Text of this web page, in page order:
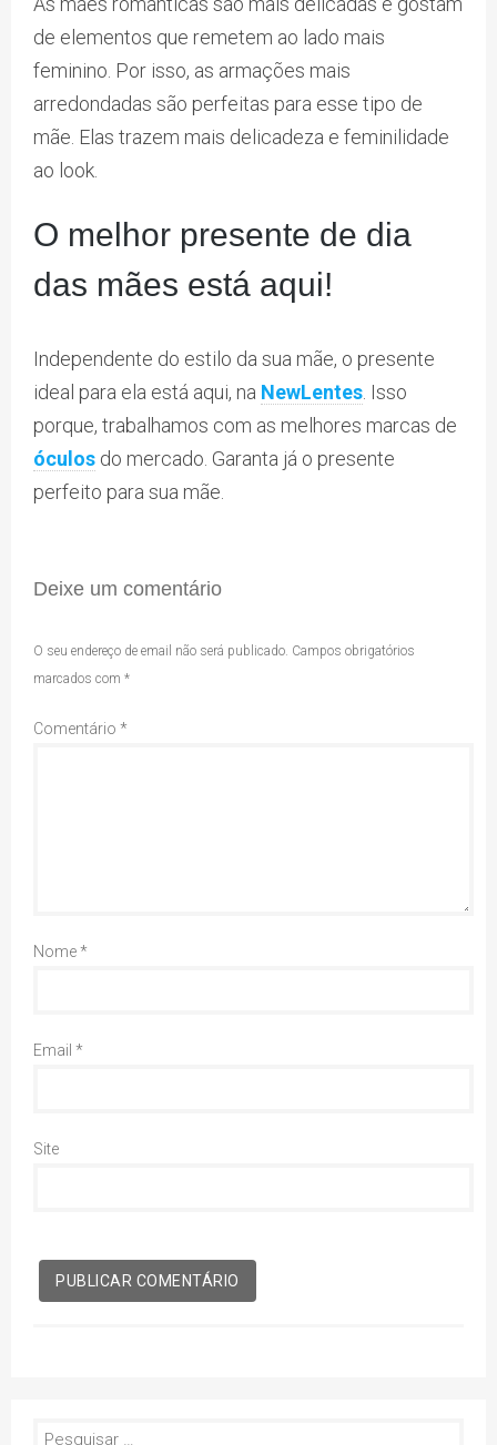
de elementos que remetem ao lado mais
feminino. Por isso, as armações mais
arredondadas são perfeitas para esse tipo de
mãe. Elas trazem mais delicadeza e feminilidade
ao look.
O melhor presente de dia
das mães está aqui!
Independente do estilo da sua mãe, o presente
ideal para ela está aqui, na NewLentes . Isso
porque, trabalhamos com as melhores marcas de
óculos do mercado. Garanta já o presente
perfeito para sua mãe.
Deixe um comentário
O seu endereço de email não será publicado. Campos obrigatórios
marcados com *
Comentário *
Nome*
Email *
Site
Pesquisar